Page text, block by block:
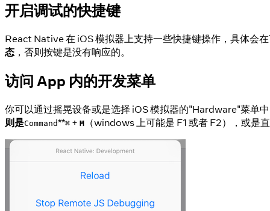
开启调试的快捷键
React Native 在 iOS 模拟器上支持一些快捷键操作，具体会
态 ，否则按键是没有响应的。
访问 App 内的开发菜单
你可以通过摇晃设备或是选择 iOS 模拟器的"Hardware"菜单
则是Command**⌘ + M （windows 上可能是 F1 或者 F2），或是